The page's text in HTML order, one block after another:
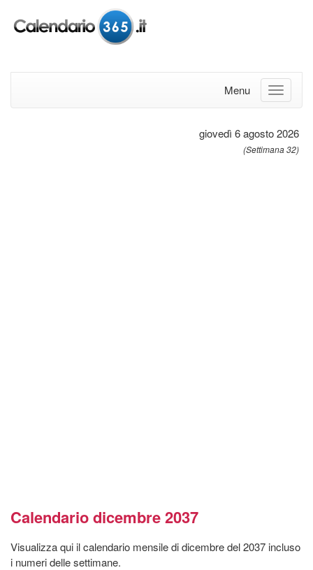
Menu
giovedì 6 agosto 2026
(Settimana 32)
Calendario dicembre 2037
Visualizza qui il calendario mensile di dicembre del 2037 incluso
i numeri delle settimane.